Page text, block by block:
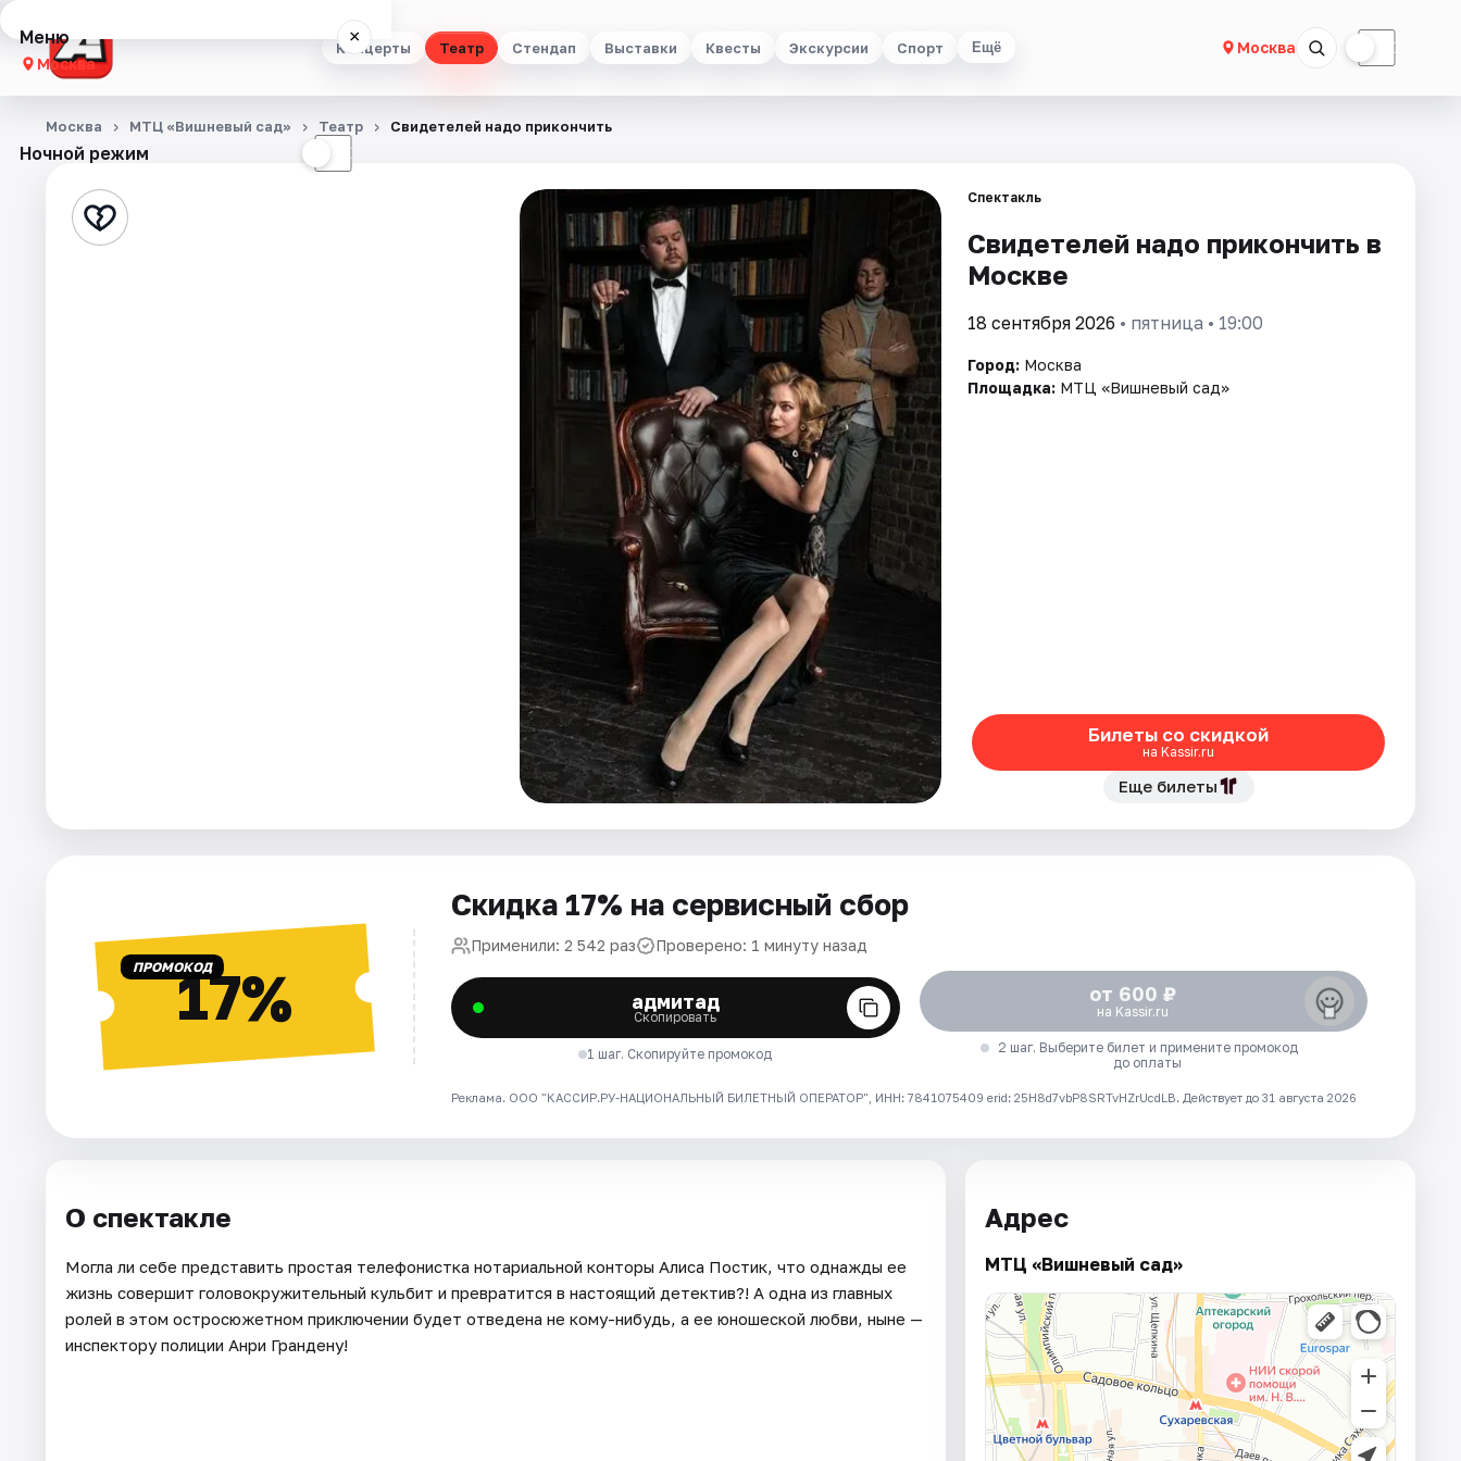
Концерты Театр Стендап Выставки Квесты Экскурсии Спорт Ещё Москва ☾
Меню ×
Москва
Концерты
Стендап
Ночной режим ☾
Москва МТЦ «Вишневый сад» Театр Свидетелей надо прикончить
Спектакль
Свидетелей надо прикончить в
Москве
18 сентября 2026 • пятница • 19:00
Город: Москва
Площадка: МТЦ «Вишневый сад»
Билеты со скидкой
на Kassir.ru
Еще билеты
ПРОМОКОД17%
Скидка 17% на сервисный сбор
Применили: 2 542 раз Проверено: 1 минуту назад
адмитад
Скопировать
1 шаг. Скопируйте промокод
от 600 ₽
на Kassir.ru
2 шаг. Выберите билет и примените промокод
до оплаты
Реклама. ООО "КАССИР.РУ-НАЦИОНАЛЬНЫЙ БИЛЕТНЫЙ ОПЕРАТОР", ИНН: 7841075409 erid: 25H8d7vbP8SRTvHZrUcdLB. Действует до 31 августа 2026
О спектакле
Могла ли себе представить простая телефонистка нотариальной конторы Алиса Постик, что однажды ее
жизнь совершит головокружительный кульбит и превратится в настоящий детектив?! А одна из главных
ролей в этом остросюжетном приключении будет отведена не кому-нибудь, а ее юношеской любви, ныне —
инспектору полиции Анри Грандену!
Адрес
МТЦ «Вишневый сад»